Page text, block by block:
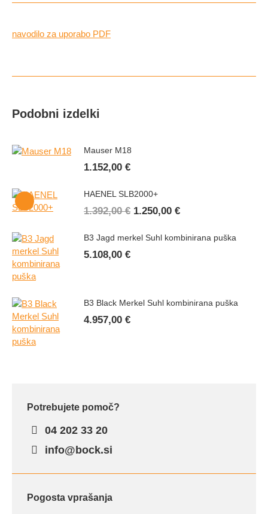
navodilo za uporabo PDF
Podobni izdelki
Mauser M18
1.152,00 €
HAENEL SLB2000+
1.392,00€ Izvirna
je
1.250,00 €Trenutna
je:
1.250,00 €.
B3 Jagd merkel Suhl kombinirana puška
5.108,00 €
B3 Black Merkel Suhl kombinirana puška
4.957,00 €
Potrebujete pomoč?
04 202 33 20
info@bock.si
Pogosta vprašanja